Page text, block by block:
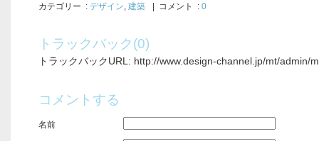
カテゴリー : デザイン, 建築 | コメント : 0
トラックバック(0)
トラックバックURL: http://www.design-channel.jp/mt/admin/
コメントする
名前